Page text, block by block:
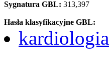
Sygnatura GBL: 313,397
Hasła klasyfikacyjne GBL:
kardiologia